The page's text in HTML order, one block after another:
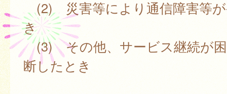
(2) 災害等により通信障害等が
き
(3) その他、サービス継続が困
断したとき